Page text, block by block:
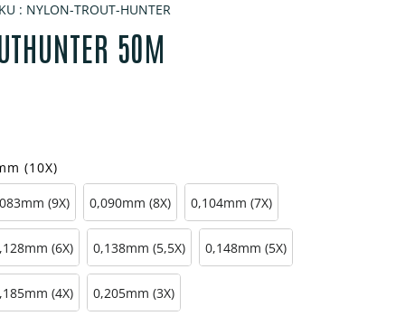
: NYLON-TROUT-HUNTER
50M
(10X)
(9X) 0,090mm (8X) 0,104mm (7X)
(6X) 0,138mm (5,5X) 0,148mm (5X)
(4X) 0,205mm (3X)